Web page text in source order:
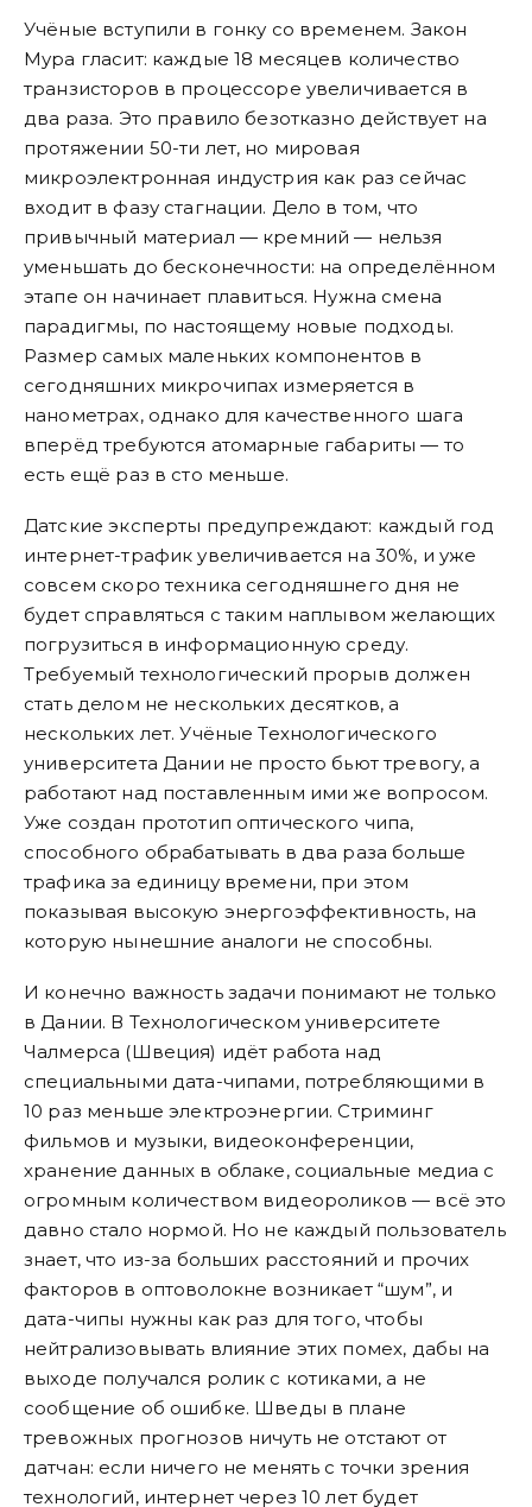
Учёные вступили в гонку со временем. Закон
Мура гласит: каждые 18 месяцев количество
транзисторов в процессоре увеличивается в
два раза. Это правило безотказно действует на
протяжении 50-ти лет, но мировая
микроэлектронная индустрия как раз сейчас
входит в фазу стагнации. Дело в том, что
привычный материал — кремний — нельзя
уменьшать до бесконечности: на определённом
этапе он начинает плавиться. Нужна смена
парадигмы, по настоящему новые подходы.
Размер самых маленьких компонентов в
сегодняшних микрочипах измеряется в
нанометрах, однако для качественного шага
вперёд требуются атомарные габариты — то
есть ещё раз в сто меньше.
Датские эксперты предупреждают: каждый год
интернет-трафик увеличивается на 30%, и уже
совсем скоро техника сегодняшнего дня не
будет справляться с таким наплывом желающих
погрузиться в информационную среду.
Требуемый технологический прорыв должен
стать делом не нескольких десятков, а
нескольких лет. Учёные Технологического
университета Дании не просто бьют тревогу, а
работают над поставленным ими же вопросом.
Уже создан прототип оптического чипа,
способного обрабатывать в два раза больше
трафика за единицу времени, при этом
показывая высокую энергоэффективность, на
которую нынешние аналоги не способны.
И конечно важность задачи понимают не только
в Дании. В Технологическом университете
Чалмерса (Швеция) идёт работа над
специальными дата-чипами, потребляющими в
10 раз меньше электроэнергии. Стриминг
фильмов и музыки, видеоконференции,
хранение данных в облаке, социальные медиа с
огромным количеством видеороликов — всё это
давно стало нормой. Но не каждый пользователь
знает, что из-за больших расстояний и прочих
факторов в оптоволокне возникает “шум”, и
дата-чипы нужны как раз для того, чтобы
нейтрализовывать влияние этих помех, дабы на
выходе получался ролик с котиками, а не
сообщение об ошибке. Шведы в плане
тревожных прогнозов ничуть не отстают от
датчан: если ничего не менять с точки зрения
технологий, интернет через 10 лет будет